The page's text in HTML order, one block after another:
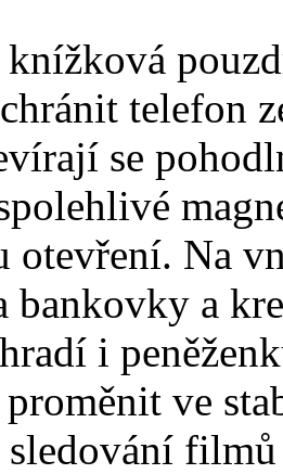
telefon
se
otevření. Na
bankovky a
i
ve
sledování